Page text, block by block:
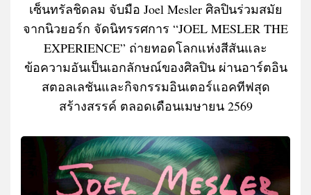
เซ็นทรัลชิดลม จับมือ Joel Mesler ศิลปินร่วมสมัย
จากนิวยอร์ก จัดนิทรรศการ “JOEL MESLER THE
EXPERIENCE” ถ่ายทอดโลกแห่งสีสันและ
ข้อความอันเป็นเอกลักษณ์ของศิลปิน ผ่านอาร์ตอิน
สตอลเลชันและกิจกรรมอินเตอร์แอคทีฟสุด
สร้างสรรค์ ตลอดเดือนเมษายน 2569